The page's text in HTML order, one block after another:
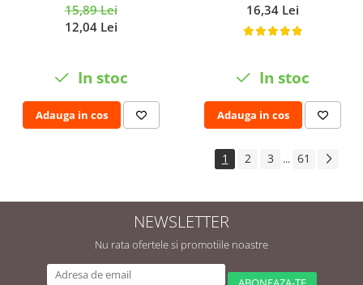
15,89 Lei
12,04 Lei
In stoc
Adauga in cos
16,34 Lei
In stoc
Adauga in cos
1 2 3 ... 61
NEWSLETTER
Nu rata ofertele si promotiile noastre